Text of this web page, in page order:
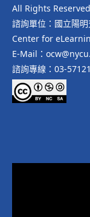
All Rights Reserved
諮詢單位：國立陽
Center for
E-Mail：
諮詢專線：03-